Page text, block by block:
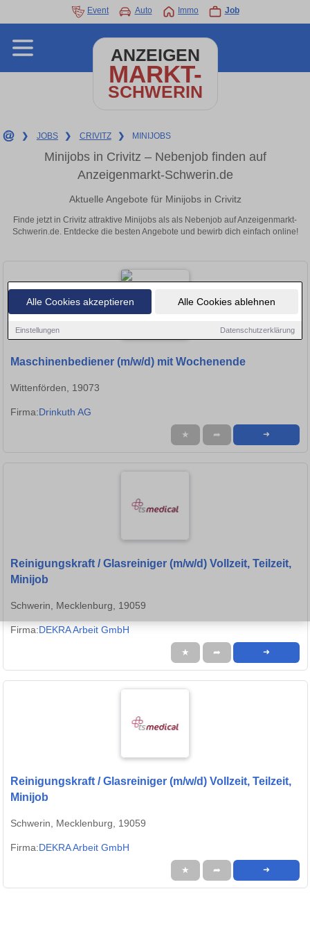
Alle Cookies akzeptieren Alle Cookies ablehnen
Einstellungen Datenschutzerklärung
Event Auto Immo Job
ANZEIGEN
MARKT-
SCHWERIN
❯ JOBS ❯ CRIVITZ ❯ MINIJOBS
Minijobs in Crivitz – Nebenjob finden auf
Anzeigenmarkt-Schwerin.de
Aktuelle Angebote für Minijobs in Crivitz
Finde jetzt in Crivitz attraktive Minijobs als als Nebenjob auf Anzeigenmarkt-
Schwerin.de. Entdecke die besten Angebote und bewirb dich einfach online!
Maschinenbediener (m/w/d) mit Wochenende
Wittenförden, 19073
Firma:Drinkuth AG
★ ➦ ➜
Reinigungskraft / Glasreiniger (m/w/d) Vollzeit, Teilzeit,
Minijob
Schwerin, Mecklenburg, 19059
Firma:DEKRA Arbeit GmbH
★ ➦ ➜
Reinigungskraft / Glasreiniger (m/w/d) Vollzeit, Teilzeit,
Minijob
Schwerin, Mecklenburg, 19059
Firma:DEKRA Arbeit GmbH
★ ➦ ➜